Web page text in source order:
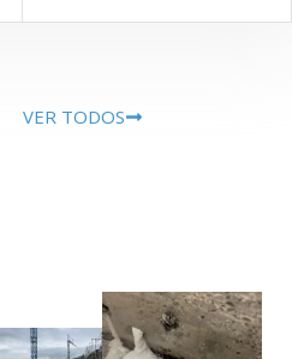
VER TODOS